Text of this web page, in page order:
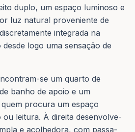
duplo, um espaço luminoso e
luz natural proveniente de
integrada na
logo uma sensação de
se um quarto de
banho de apoio e um
procura um espaço
leitura. À direita desenvolve-
e acolhedora, com passa-